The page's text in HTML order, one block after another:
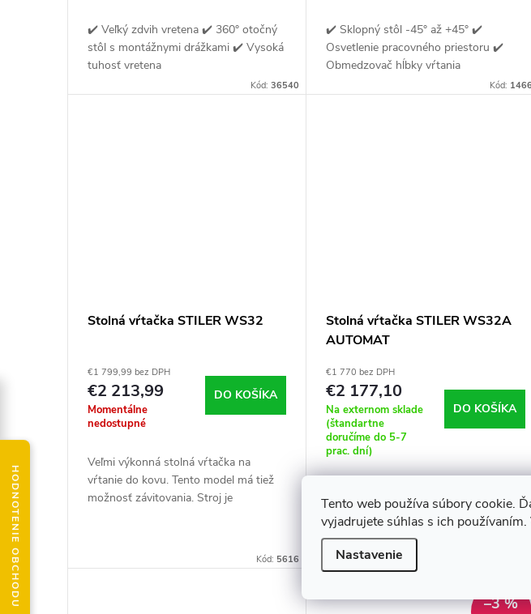
Tento web používa súbory cookie.
vyjadrujete súhlas s ich
Nastavenie
v
t
✔️ Veľký zdvih vretena ✔️ 360° otočný
stôl s montážnymi drážkami ✔️ Vysoká
tuhosť vretena
Kód:36540
✔️ Sklopný stôl -45° až +45° ✔️
Osvetlenie pracovného priestoru ✔️
Obmedzovač hĺbky vŕtania
Kód:
Stolná vŕtačka STILER WS32
€1 799,99 bez DPH
€2 213,99
Momentálne
nedostupné
DO KOŠÍKA
Veľmi výkonná stolná vŕtačka na
vŕtanie do kovu. Tento model má tiež
možnosť závitovania. Stroj je
Kód: 5616
Stolná vŕtačka STILER WS32A
AUTOMAT
€1 770 bez DPH
€2 177,10
Na externom sklade
(štandartne
doručíme do 5-7
prac. dní)
DO KOŠÍKA
vŕtanie do kovu. Tento model má tiež
možnosť závitovania. Stroj je
nevyhnutnosťou v každej odbornej
dielni.
–3 %
HODNOTENIE OBCHODU